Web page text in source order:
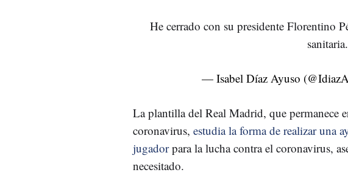
He cerrado con su presidente Florentino
sanitaria.
— Isabel Díaz Ayuso
La plantilla del Real Madrid, que permanece
coronavirus, estudia la forma de realizar una
jugadorpara la lucha contra el coronavirus,
necesitado.